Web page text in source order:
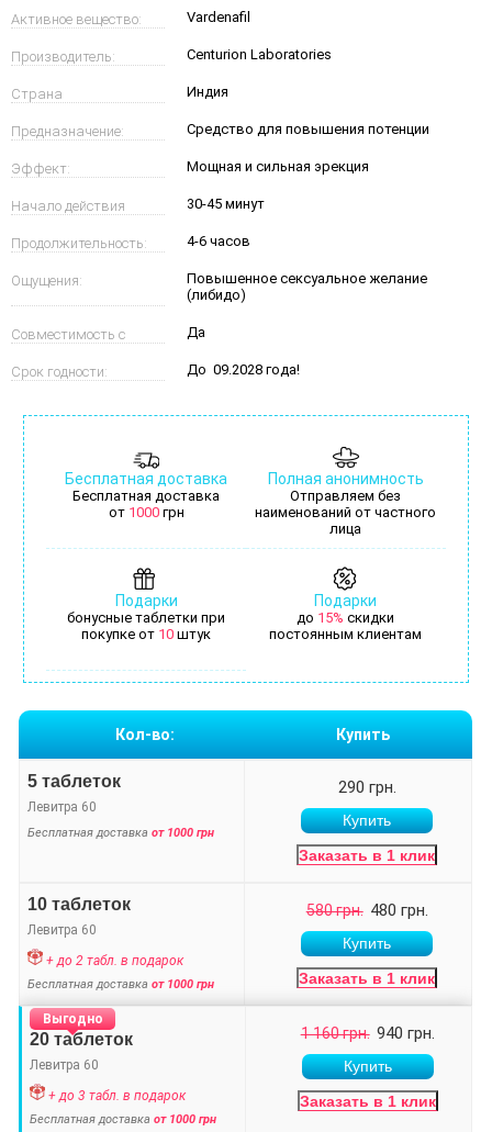
Активное вещество: Vardenafil
Производитель: Centurion Laboratories
Страна Индия
Предназначение: Средство для повышения потенции
Эффект: Мощная и сильная эрекция
Начало действия 30-45 минут
Продолжительность: 4-6 часов
Ощущения:
Повышенное сексуальное желание
(либидо)
Совместимость с Да
Срок годности: До 09.2028 года!
Бесплатная доставка
Бесплатная доставка
от 1000грн
Полная анонимность
Отправляем без
наименований от частного
лица
Подарки
бонусные таблетки при
покупке от 10 штук
Подарки
до 15% скидки
постоянным клиентам
Кол-во: Купить
5 таблеток
Левитра 60
Бесплатная доставкаот 1000 грн
290 грн.
Заказать в 1 клик
10 таблеток
Левитра 60
+ до 2 табл. в подарок
Бесплатная доставкаот 1000 грн
580 грн. 480 грн.
Заказать в 1 клик
Выгодно
20 таблеток
Левитра 60
+ до 3 табл. в подарок
Бесплатная доставкаот 1000 грн
1 160 грн. 940 грн.
Заказать в 1 клик